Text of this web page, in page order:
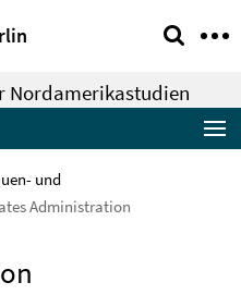
Nordamerikastudien
und
Administration